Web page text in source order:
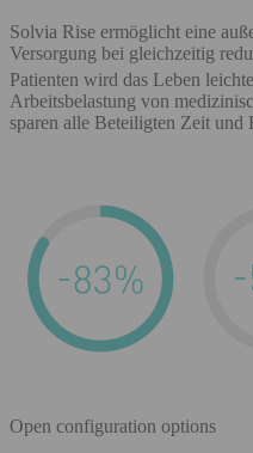
Solvia Rise ermöglicht eine
Versorgung bei gleichzeitig
Patienten wird das Leben
Arbeitsbelastung von
sparen alle Beteiligten Zeit und
Open configuration options